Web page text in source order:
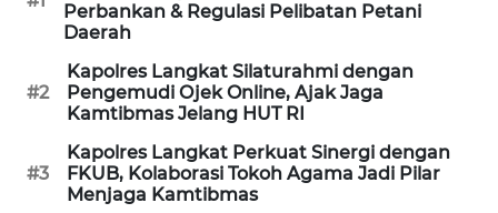
Perbankan & Regulasi Pelibatan Petani
Daerah
#2
Kapolres Langkat Silaturahmi dengan
Pengemudi Ojek Online, Ajak Jaga
Kamtibmas Jelang HUT RI
#3
Kapolres Langkat Perkuat Sinergi dengan
FKUB, Kolaborasi Tokoh Agama Jadi Pilar
Menjaga Kamtibmas
TAMBANG
NEWS
SITUNGIR
NEWS
SIDIKALANG